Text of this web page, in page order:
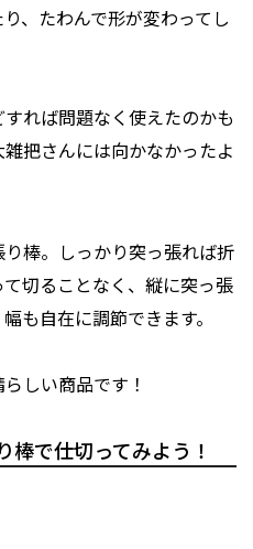
、たわんで形が変わってし
れば問題なく使えたのかも
把さんには向かなかったよ
棒。しっかり突っ張れば折
切ることなく、縦に突っ張
も自在に調節できます。
しい商品です！
棒で仕切ってみよう！